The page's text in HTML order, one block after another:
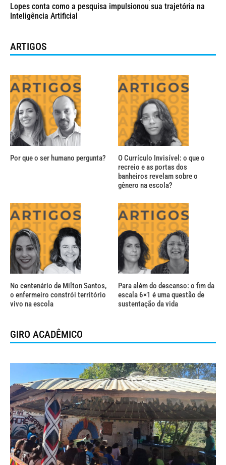
Lopes conta como a pesquisa impulsionou sua trajetória na
Inteligência Artificial
ARTIGOS
Por que o ser humano pergunta?
O Currículo Invisível: o que o
recreio e as portas dos
banheiros revelam sobre o
gênero na escola?
No centenário de Milton Santos,
o enfermeiro constrói território
vivo na escola
Para além do descanso: o fim da
escala 6×1 é uma questão de
sustentação da vida
GIRO ACADÊMICO